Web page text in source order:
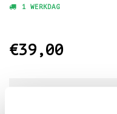
1 WERKDAG
€39,00